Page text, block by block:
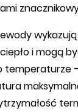
wykazują
i mogą
temperaturze